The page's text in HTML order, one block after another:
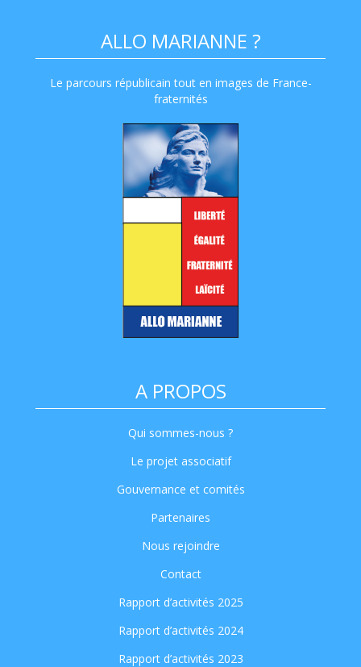
ALLO MARIANNE ?
Le parcours républicain tout en images de France-
fraternités
A PROPOS
Qui sommes-nous ?
Le projet associatif
Gouvernance et comités
Partenaires
Nous rejoindre
Contact
Rapport d’activités 2025
Rapport d’activités 2024
Rapport d’activités 2023